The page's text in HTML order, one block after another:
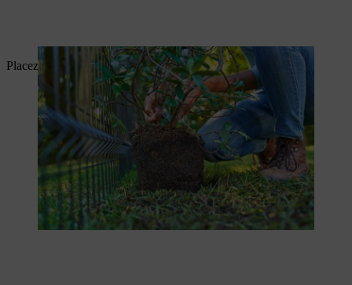
Placez la plante à vrilles très près de la clôture.